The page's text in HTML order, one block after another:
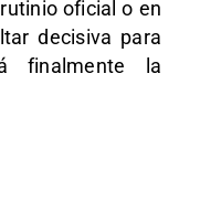
oficial o en
decisiva para
finalmente la